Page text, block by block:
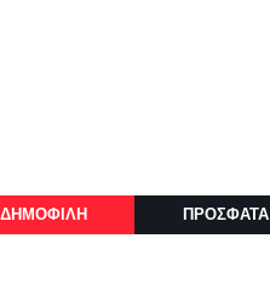
ΔΗΜΟΦΙΛΗ ΠΡΟΣΦΑΤΑ